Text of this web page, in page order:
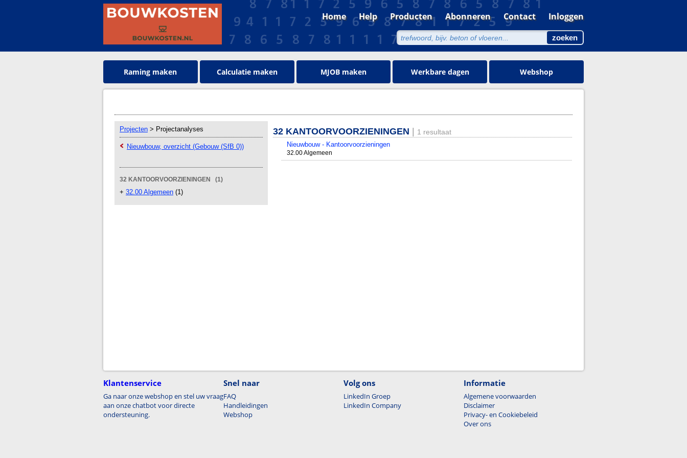
Home Help Producten Abonneren Contact Inloggen
Raming maken Calculatie maken MJOB maken Werkbare dagen Webshop
Projecten > Projectanalyses
Nieuwbouw, overzicht (Gebouw (SfB 0))
32 KANTOORVOORZIENINGEN (1)
+ 32.00 Algemeen (1)
32 KANTOORVOORZIENINGEN 1 resultaat
Nieuwbouw - Kantoorvoorzieningen
32.00 Algemeen
Klantenservice
Ga naar onze webshop en stel uw vraag
aan onze chatbot voor directe
ondersteuning.
Snel naar
FAQ
Handleidingen
Webshop
Volg ons
LinkedIn Groep
LinkedIn Company
Informatie
Algemene voorwaarden
Disclaimer
Privacy- en Cookiebeleid
Over ons